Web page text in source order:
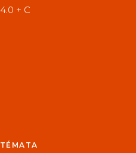
4.0 + C
TÉMATA